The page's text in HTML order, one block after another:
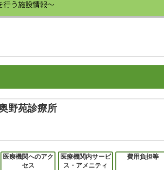
野苑診療所
医療機関へのアク
セス
医療機関内サービ
ス・アメニティ
費用負担等